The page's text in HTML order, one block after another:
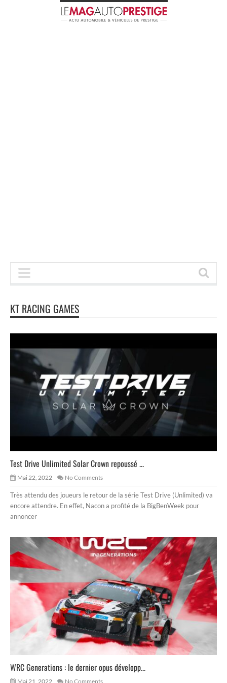
KT RACING GAMES
Test Drive Unlimited Solar Crown repoussé ...
Mai 22, 2022 No Comments
Très attendu des joueurs le retour de la série Test Drive (Unlimited) va
encore attendre. En effet, Nacon a profité de la BigBenWeek pour
annoncer
WRC Generations : le dernier opus développ...
Mai 21, 2022 No Comments